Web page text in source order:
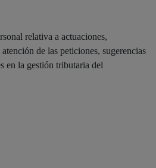
relativa a actuaciones,
de las peticiones, sugerencias
en la gestión tributaria del